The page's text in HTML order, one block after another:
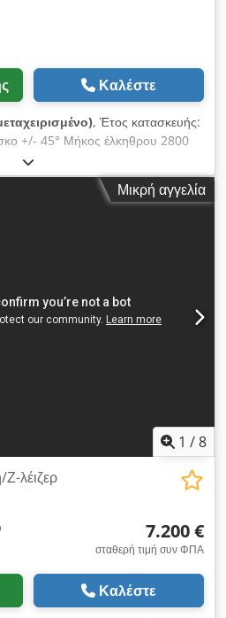
Καλέστε
, Έτος κατασκευής:
+/- 45° Μήκος έλκηθρου 2800
Ισχύς κινητήρα 7,5 kW Ύψος
450 mm Βάρος
Dodpfsxcg Hgsx Am Tock
1,7 m Αυτό το πλαινόμενο
κατάσταση, διαθέσιμο αμέσως
ξύλινων υλικών, επίπλων,
παραθύρων, πορτών, πλακών,
αλουμινίου και άλλων – CE
Μικρή αγγελία
1 /8
λέιζερ
7.200 €
σταθερή τιμή συν ΦΠΑ
Καλέστε